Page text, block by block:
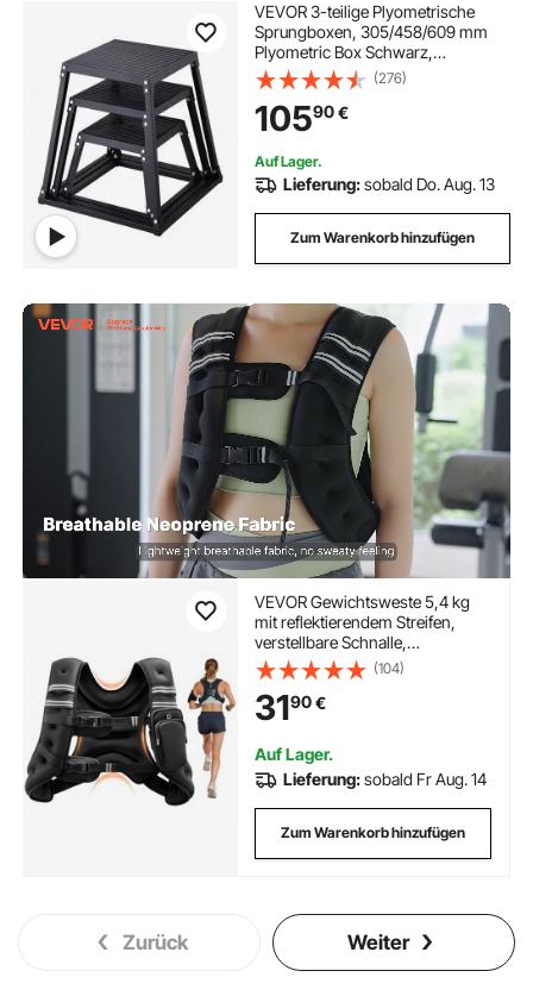
VEVOR 3-teilige Plyometrische
Sprungboxen, 305/458/609 mm
Plyometric Box Schwarz,
Rutschfestes Fitness-Übungs-
Step-Up-Box-Set für Heim-Fitness-
Training, Konditions-Krafttraining,
Jump Training Tragbar
(276)
10590€
Auf Lager.
Lieferung:sobald Do. Aug. 13
Zum Warenkorb hinzufügen
VEVOR Gewichtsweste 5,4 kg
mit reflektierendem Streifen,
verstellbare Schnalle,
Körpergewichtsweste für
Männer und Frauen,
Trainingsgerät für Krafttraining
Laufen Joggen Fitness
Gewichtsverlust
(104)
3190€
Auf Lager.
Lieferung:sobald Fr Aug. 14
Zum Warenkorb hinzufügen
Zurück Weiter